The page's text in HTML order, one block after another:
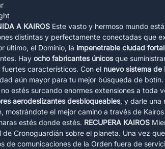
A KAIROS Este vasto y hermoso mundo
distintas y perfectamente conectadas que
último, el Dominio, la impenetrable ciudad
Hay ocho fabricantes únicosque
característicos. Con el nuevo sistema de
aún mayor para tu mejor búsqueda de botín.
estés surcando enormes extensiones a
aerodeslizantes desbloqueables, y darle una
mostrándote el mejor camino a través de
estés donde estés. RECUPERA KAIROS
Cronoguardián sobre el planeta. Una vez
de comunicaciones de la Orden fuera de